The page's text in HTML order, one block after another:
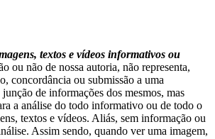
textos e vídeos informativos ou
ou não de nossa autoria, não representa,
concordância ou submissão a uma
de informações dos mesmos, mas
a análise do todo informativo ou de todo o
textos e vídeos. Aliás, sem informação ou
Assim sendo, quando ver uma imagem,